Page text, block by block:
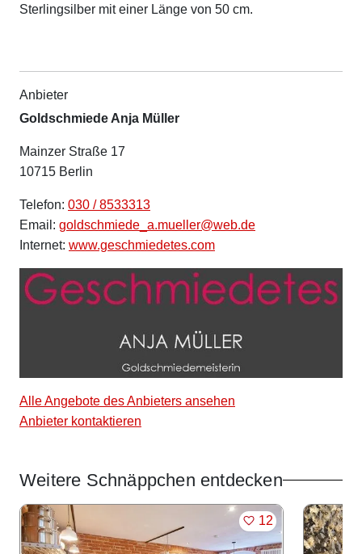
Sterlingsilber mit einer Länge von 50 cm.
Anbieter
Goldschmiede Anja Müller
Mainzer Straße 17
10715 Berlin
Telefon: 030 / 8533313
Email: goldschmiede_a.mueller@web.de
Internet: www.geschmiedetes.com
Alle Angebote des Anbieters ansehen
Anbieter kontaktieren
Weitere Schnäppchen entdecken
Angebote im Slider
MERKEN
12